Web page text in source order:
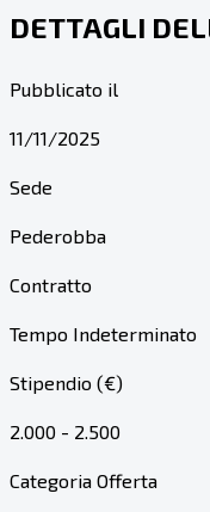
DETTAGLI
Pubblicato il
11/11/2025
Sede
Pederobba
Contratto
Tempo Indeterminato
Stipendio (€)
2.000 - 2.500
Categoria Offerta